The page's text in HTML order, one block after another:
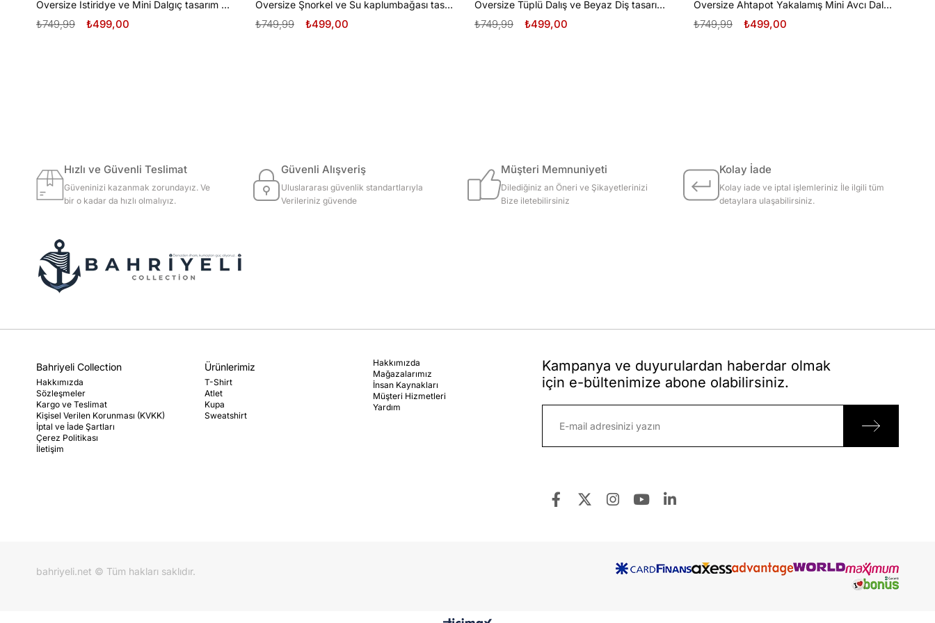
Oversize İstiridye ve Mini Dalgıç tasarım unisex T-shirt
₺499,00
₺749,99
Oversize Şnorkel ve Su kaplumbağası tasarım unisex T-shirt
₺499,00
₺749,99
Oversize Tüplü Dalış ve Beyaz Diş tasarım unisex T-shirt
₺499,00
₺749,99
Oversize Ahtapot Yakalamış Mini Avcı Dalgıç Tasarım unisex T-shirt
₺499,00
₺749,99
Hızlı ve Güvenli Teslimat
Güveninizi kazanmak zorundayız. Ve
bir o kadar da hızlı olmalıyız.
Güvenli Alışveriş
Uluslararası güvenlik standartlarıyla
Verileriniz güvende
Müşteri Memnuniyeti
Dilediğiniz an Öneri ve Şikayetlerinizi
Bize iletebilirsiniz
Kolay İade
Kolay iade ve iptal işlemleriniz İle ilgili tüm
detaylara ulaşabilirsiniz.
Bahriyeli Collection
Hakkımızda
Sözleşmeler
Kargo ve Teslimat
Kişisel Verilen Korunması (KVKK)
İptal ve İade Şartları
Çerez Politikası
İletişim
Ürünlerimiz
T-Shirt
Atlet
Kupa
Sweatshirt
Hakkımızda
Mağazalarımız
İnsan Kaynakları
Müşteri Hizmetleri
Yardım
Kampanya ve duyurulardan haberdar olmak
için e-bültenimize abone olabilirsiniz.
bahriyeli.net © Tüm hakları saklıdır.